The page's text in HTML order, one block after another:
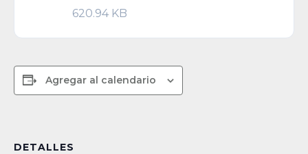
620.94 KB
Agregar al calendario
DETALLES